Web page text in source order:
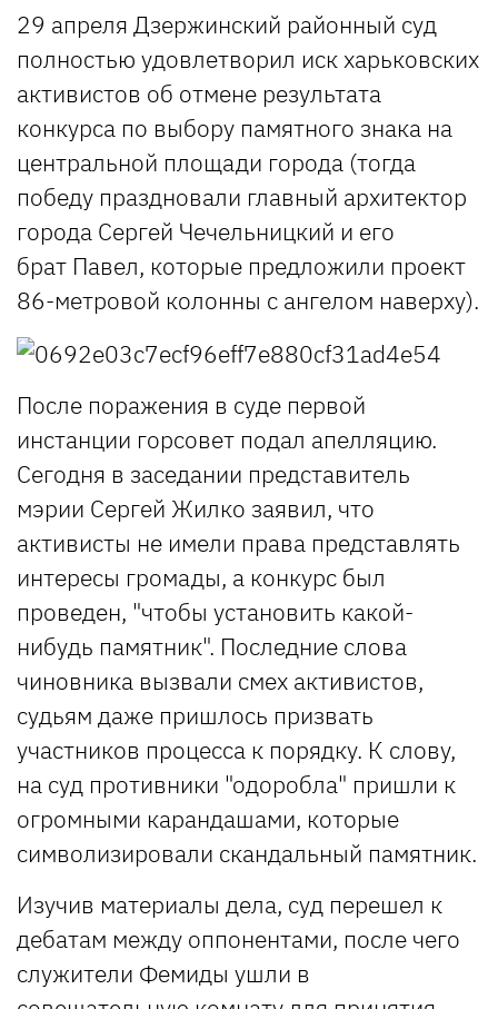
29 апреля Дзержинский районный суд
полностью удовлетворил иск харьковских
активистов об отмене результата
конкурса по выбору памятного знака на
центральной площади города (тогда
победу праздновали главный архитектор
города Сергей Чечельницкий и его
брат Павел, которые предложили проект
86-метровой колонны с ангелом наверху).
После поражения в суде первой
инстанции горсовет подал апелляцию.
Сегодня в заседании представитель
мэрии Сергей Жилко заявил, что
активисты не имели права представлять
интересы громады, а конкурс был
проведен, "чтобы установить какой-
нибудь памятник". Последние слова
чиновника вызвали смех активистов,
судьям даже пришлось призвать
участников процесса к порядку. К слову,
на суд противники "одоробла" пришли к
огромными карандашами, которые
символизировали скандальный памятник.
Изучив материалы дела, суд перешел к
дебатам между оппонентами, после чего
служители Фемиды ушли в